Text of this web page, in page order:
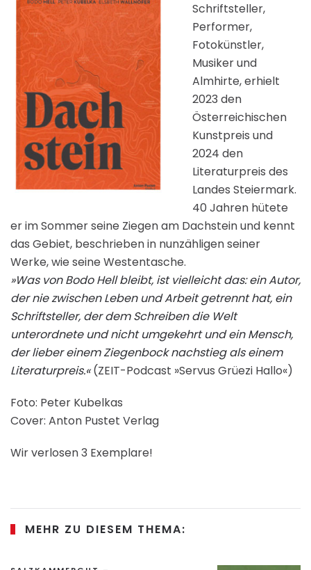
Schriftsteller,
Performer,
Fotokünstler,
Musiker und
Almhirte, erhielt
2023 den
Österreichischen
Kunstpreis und
2024 den
Literaturpreis des
Landes Steiermark.
40 Jahren hütete
er im Sommer seine Ziegen am Dachstein und kennt
das Gebiet, beschrieben in nunzähligen seiner
Werke, wie seine Westentasche.
»Was von Bodo Hell bleibt, ist vielleicht das: ein Autor,
der nie zwischen Leben und Arbeit getrennt hat, ein
Schriftsteller, der dem Schreiben die Welt
unterordnete und nicht umgekehrt und ein Mensch,
der lieber einem Ziegenbock nachstieg als einem
Literaturpreis.«(ZEIT-Podcast »Servus Grüezi Hallo«)
Foto: Peter Kubelkas
Cover: Anton Pustet Verlag
Wir verlosen 3 Exemplare!
MEHR ZU DIESEM THEMA: